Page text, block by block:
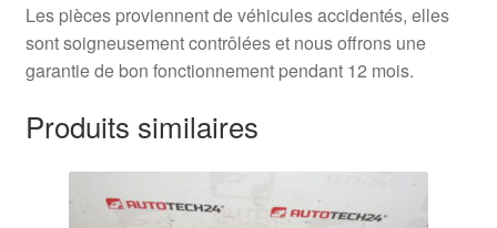
Les pièces proviennent de véhicules accidentés, elles
sont soigneusement contrôlées et nous offrons une
garantie de bon fonctionnement pendant 12 mois.
Produits similaires